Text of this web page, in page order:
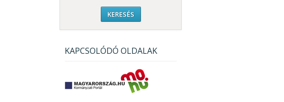
KAPCSOLÓDÓ OLDALAK